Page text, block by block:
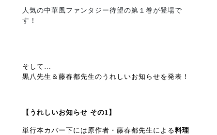
人気の中華風ファンタジー待望の第１巻が登場で
す！
そして…
黒八先生＆藤春都先生のうれしいお知らせを発表！
【うれしいお知らせ その1】
単行本カバー下には原作者・藤春都先生による料理